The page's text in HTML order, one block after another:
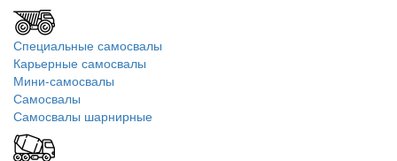
Специальные самосвалы
Карьерные самосвалы
Мини-самосвалы
Самосвалы
Самосвалы шарнирные